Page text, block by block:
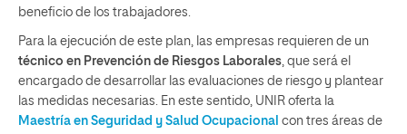
beneficio de los trabajadores.
Para la ejecución de este plan, las empresas requieren de un
técnico en Prevención de Riesgos Laborales, que será el
encargado de desarrollar las evaluaciones de riesgo y plantear
las medidas necesarias. En este sentido, UNIR oferta la
Maestría en Seguridad y Salud Ocupacional con tres áreas de